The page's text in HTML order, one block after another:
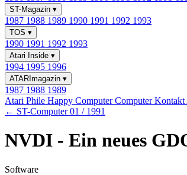
ST-Magazin ▾
1987 1988 1989 1990 1991 1992 1993
TOS ▾
1990 1991 1992 1993
Atari Inside ▾
1994 1995 1996
ATARImagazin ▾
1987 1988 1989
Atari Phile Happy ComputerComputer Kontakt
← ST-Computer 01 / 1991
NVDI - Ein neues
Software